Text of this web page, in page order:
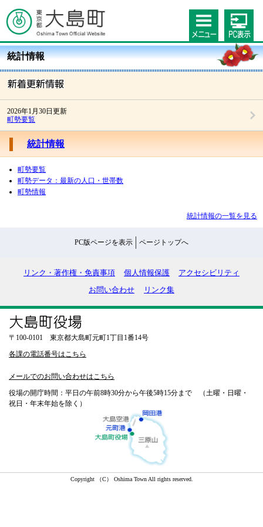
統計情報
2026年1月30日更新
町勢要覧
統計情報
町勢要覧
町勢データ：最新の人口・世帯数
町勢情報
統計情報の一覧を見る
PC版ページを表示 ページトップへ
リンク・著作権・免責事項 個人情報保護 アクセシビリティ
お問い合わせ リンク集
〒100-0101 東京都大島町元町1丁目1番14号
各課の電話番号はこちら
メールでのお問い合わせはこちら
役場の開庁時間：平日の午前8時30分から午後5時15分まで （土曜・日曜・
祝日・年末年始を除く）
Copyright （C） Oshima Town All rights reserved.